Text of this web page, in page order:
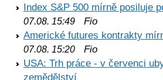
Index S&P 500 mírně posiluje
07.08. 15:49 Fio
Americké futures kontrakty
07.08. 15:20 Fio
USA: Trh práce - v červenci
zemědělství